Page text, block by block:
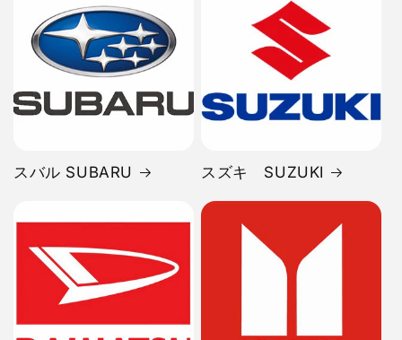
スバル SUBARU スズキ SUZUKI